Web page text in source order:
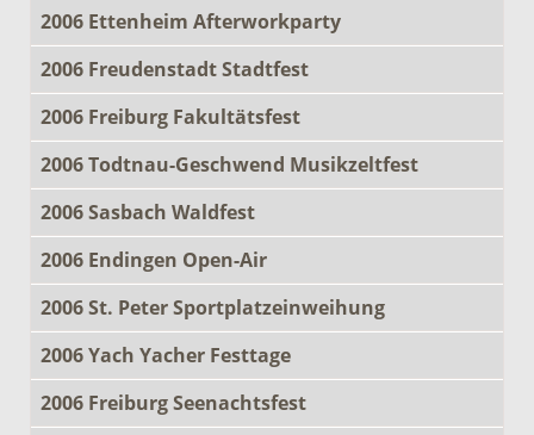
2006 Ettenheim Afterworkparty
2006 Freudenstadt Stadtfest
2006 Freiburg Fakultätsfest
2006 Todtnau-Geschwend Musikzeltfest
2006 Sasbach Waldfest
2006 Endingen Open-Air
2006 St. Peter Sportplatzeinweihung
2006 Yach Yacher Festtage
2006 Freiburg Seenachtsfest